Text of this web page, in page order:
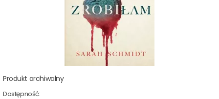
Produkt archiwalny
Dostępność: